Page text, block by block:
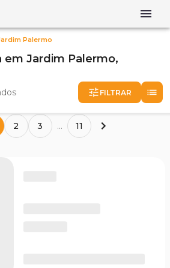
Palermo
em Jardim Palermo,
FILTRAR
2 3 ... 11